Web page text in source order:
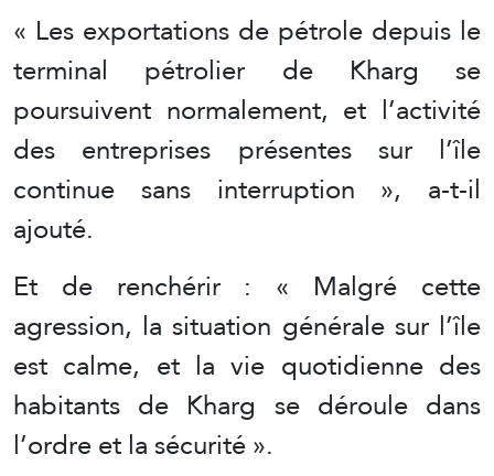
« Les exportations de pétrole depuis le
terminal pétrolier de Kharg se
poursuivent normalement, et l’activité
des entreprises présentes sur l’île
continue sans interruption », a-t-il
ajouté.
Et de renchérir : « Malgré cette
agression, la situation générale sur l’île
est calme, et la vie quotidienne des
habitants de Kharg se déroule dans
l’ordre et la sécurité ».